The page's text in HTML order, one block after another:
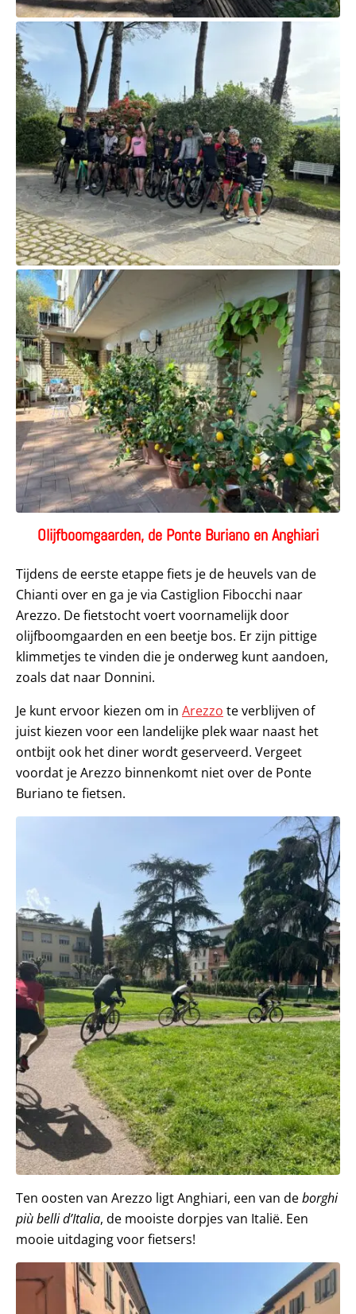
Olijfboomgaarden, de Ponte Buriano en Anghiari
Tijdens de eerste etappe fiets je de heuvels van de
Chianti over en ga je via Castiglion Fibocchi naar
Arezzo. De fietstocht voert voornamelijk door
olijfboomgaarden en een beetje bos. Er zijn pittige
klimmetjes te vinden die je onderweg kunt aandoen,
zoals dat naar Donnini.
Je kunt ervoor kiezen om in Arezzo te verblijven of
juist kiezen voor een landelijke plek waar naast het
ontbijt ook het diner wordt geserveerd. Vergeet
voordat je Arezzo binnenkomt niet over de Ponte
Buriano te fietsen.
Ten oosten van Arezzo ligt Anghiari, een van deborghi
piùbelli d’Italia, de mooiste dorpjes van Italië. Een
mooie uitdaging voor fietsers!